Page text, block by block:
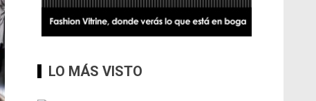
LO MÁS VISTO